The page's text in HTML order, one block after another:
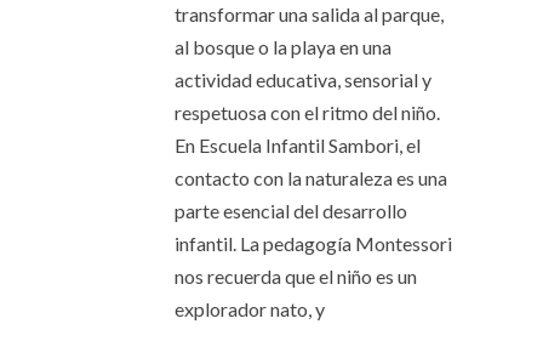
transformar una salida al parque,
al bosque o la playa en una
actividad educativa, sensorial y
respetuosa con el ritmo del niño.
En Escuela Infantil Sambori, el
contacto con la naturaleza es una
parte esencial del desarrollo
infantil. La pedagogía Montessori
nos recuerda que el niño es un
explorador nato, y